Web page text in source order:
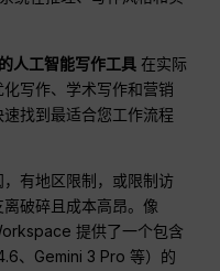
人工智能写作工具 在实际
写作、学术写作和营销
找到最适合您工作流程
有地区限制，或限制访
破碎且成本高昂。像
提供了一个包含
、Gemini 3 Pro 等）的